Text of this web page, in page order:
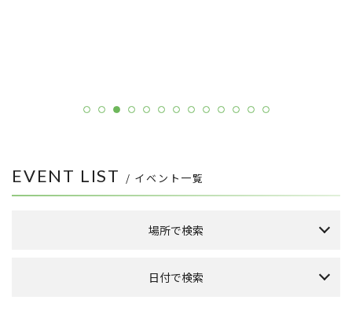
EVENT LIST / イベント一覧
場所で検索
日付で検索